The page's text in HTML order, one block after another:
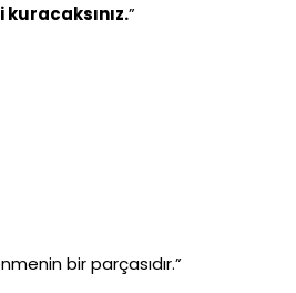
kuracaksınız.”
bir parçasıdır.”